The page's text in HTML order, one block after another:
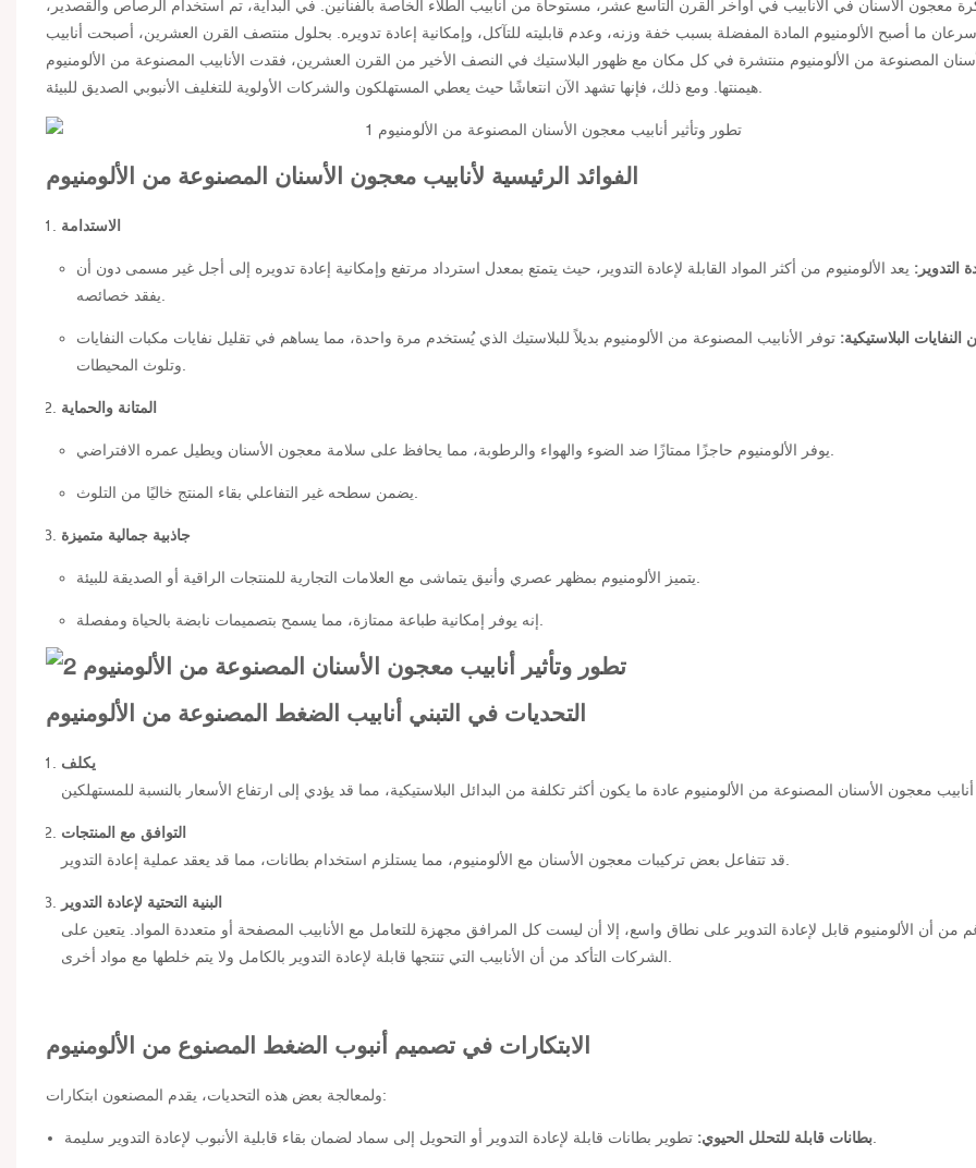
معجون الأسنان في الأنابيب في أواخر القرن التاسع عشر، مستوحاة من أنابيب الطلاء الخاصة بالفنانين. في البداية، تم استخدام الرصاص والقصدير،
ما أصبح الألومنيوم المادة المفضلة بسبب خفة وزنه، وعدم قابليته للتآكل، وإمكانية إعادة تدويره. بحلول منتصف القرن العشرين، أصبحت أنابيب
المصنوعة من الألومنيوم منتشرة في كل مكان مع ظهور البلاستيك في النصف الأخير من القرن العشرين، فقدت الأنابيب المصنوعة من الألومنيوم
هيمنتها. ومع ذلك، فإنها تشهد الآن انتعاشًا حيث يعطي المستهلكون والشركات الأولوية للتغليف الأنبوبي الصديق للبيئة.
الفوائد الرئيسية لأنابيب معجون الأسنان المصنوعة من الألومنيوم
الاستدامة
التدوير: يعد الألومنيوم من أكثر المواد القابلة لإعادة التدوير، حيث يتمتع بمعدل استرداد مرتفع وإمكانية إعادة تدويره إلى أجل غير مسمى دون أن
يفقد خصائصه.
النفايات البلاستيكية:توفر الأنابيب المصنوعة من الألومنيوم بديلاً للبلاستيك الذي يُستخدم مرة واحدة، مما يساهم في تقليل نفايات مكبات النفايات
وتلوث المحيطات.
المتانة والحماية
يوفر الألومنيوم حاجزًا ممتازًا ضد الضوء والهواء والرطوبة، مما يحافظ على سلامة معجون الأسنان ويطيل عمره الافتراضي.
يضمن سطحه غير التفاعلي بقاء المنتج خاليًا من التلوث.
جاذبية جمالية متميزة
يتميز الألومنيوم بمظهر عصري وأنيق يتماشى مع العلامات التجارية للمنتجات الراقية أو الصديقة للبيئة.
إنه يوفر إمكانية طباعة ممتازة، مما يسمح بتصميمات نابضة بالحياة ومفصلة.
التحديات في التبني أنابيب الضغط المصنوعة من الألومنيوم
يكلف
التوافق مع المنتجات
قد تتفاعل بعض تركيبات معجون الأسنان مع الألومنيوم، مما يستلزم استخدام بطانات، مما قد يعقد عملية إعادة التدوير.
البنية التحتية لإعادة التدوير
من أن الألومنيوم قابل لإعادة التدوير على نطاق واسع، إلا أن ليست كل المرافق مجهزة للتعامل مع الأنابيب المصفحة أو متعددة المواد. يتعين على
الشركات التأكد من أن الأنابيب التي تنتجها قابلة لإعادة التدوير بالكامل ولا يتم خلطها مع مواد أخرى.
الابتكارات في تصميم أنبوب الضغط المصنوع من الألومنيوم
ولمعالجة بعض هذه التحديات، يقدم المصنعون ابتكارات:
بطانات قابلة للتحلل الحيوي:تطوير بطانات قابلة لإعادة التدوير أو التحويل إلى سماد لضمان بقاء قابلية الأنبوب لإعادة التدوير سليمة.